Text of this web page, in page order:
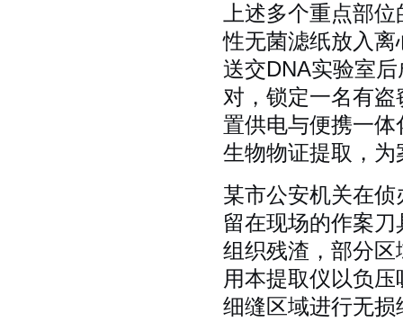
上述多个重点部
性无菌滤纸放入
送交DNA实验室
对，锁定一名有
置供电与便携一
生物物证提取，
某市公安机关在
留在现场的作案
组织残渣，部分
用本提取仪以负
细缝区域进行无